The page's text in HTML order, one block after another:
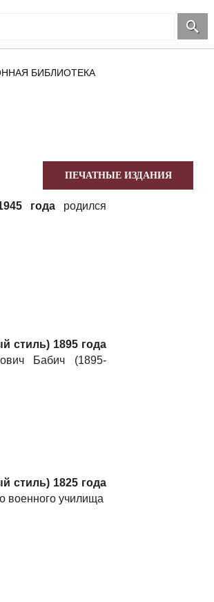
БИБЛИОТЕКА
ПЕЧАТНЫЕ ИЗДАНИЯ
года родился
стиль) 1895 года
Бабич (1895-
стиль) 1825 года
военного училища